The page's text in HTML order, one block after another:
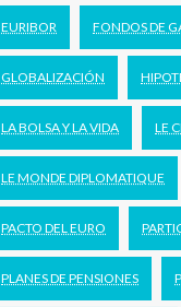
EURIBOR FONDOS DE
GLOBALIZACIÓN
LA BOLSA Y LA VIDA LE
LE MONDE DIPLOMATIQUE
PACTO DEL EURO
PLANES DE PENSIONES